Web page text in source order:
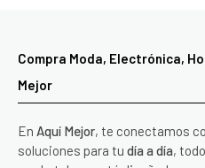
Compra Moda, Electrónica,
Mejor
En Aquí Mejor, te conectamos
soluciones para tu día a día,